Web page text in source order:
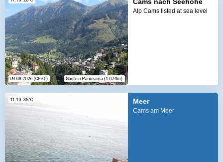
Alp Cams listed at sea level
Meer
Cams am Meer